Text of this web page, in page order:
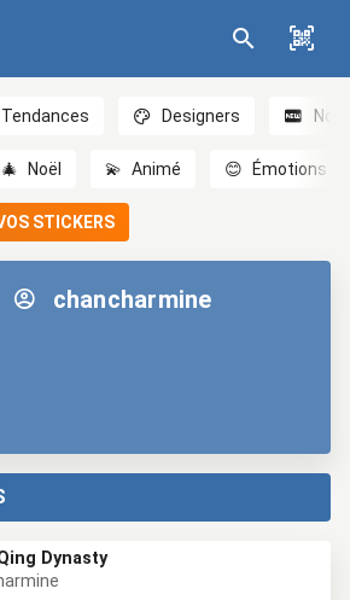
Tendances Designers
🎄 Noël 💫 Animé 😊 Émotions
STICKERS
chancharmine
Dynasty